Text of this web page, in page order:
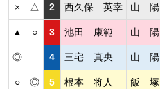
× △ 2 西久保 英幸 山 陽
▲ ○ 3 池田 康範 山 陽
◎ 4 三宅 真央 山 陽
○ ◎ 5 根本 将人 飯 塚